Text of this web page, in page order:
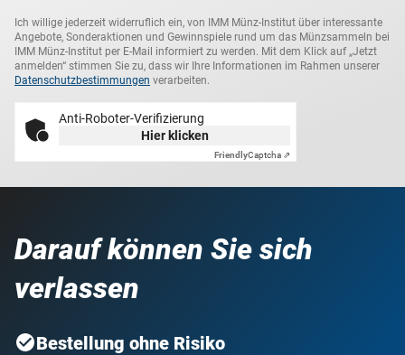
Ich willige jederzeit widerruflich ein, von IMM Münz-Institut über interessante
Angebote, Sonderaktionen und Gewinnspiele rund um das Münzsammeln bei
IMM Münz-Institut per E-Mail informiert zu werden. Mit dem Klick auf „Jetzt
anmelden“ stimmen Sie zu, dass wir Ihre Informationen im Rahmen unserer
Datenschutzbestimmungen verarbeiten.
Anti-Roboter-Verifizierung
Hier klicken
FriendlyCaptcha ⇗
Darauf können Sie sich
verlassen
Bestellung ohne Risiko